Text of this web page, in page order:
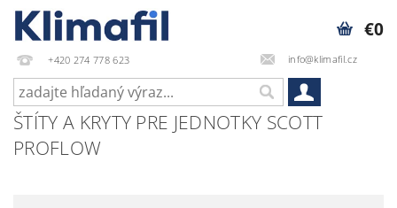
+420 274 778 623 info@klimafil.cz
€0
ŠTÍTY A KRYTY PRE JEDNOTKY SCOTT
PROFLOW